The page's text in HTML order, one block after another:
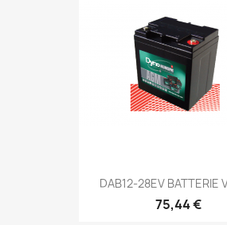
DAB12-28EV BATTERIE
75,44 €